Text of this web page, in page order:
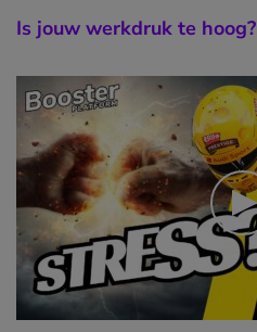
Is jouw werkdruk te hoog?